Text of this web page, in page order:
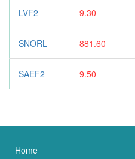
LVF2 9.30
SNORL 881.60
SAEF2 9.50
Home